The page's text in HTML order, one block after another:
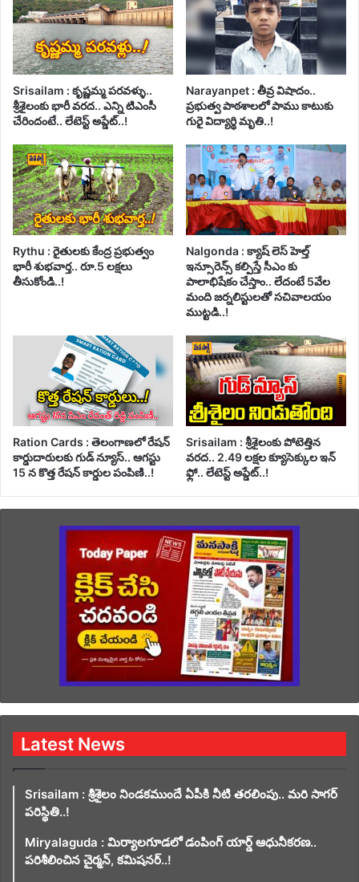
Srisailam : కృష్ణమ్మ పరవళ్ళు..
శ్రీశైలంకు భారీ వరద.. ఎన్ని టిఎంసీ
చేరిందంటే.. లేటెస్ట్ అప్డేట్..!
Narayanpet : తీవ్ర విషాదం..
ప్రభుత్వ పాఠశాలలో పాము కాటుకు
గురై విద్యార్థి మృతి..!
Rythu : రైతులకు కేంద్ర ప్రభుత్వం
భారీ శుభవార్త.. రూ.5 లక్షలు
తీసుకోండి..!
Nalgonda : క్యాష్ లెస్ హెల్త్
ఇన్సూరెన్స్ కల్పిస్తే సీఎం కు
పాలాభిషేకం చేస్తాం.. లేదంటే 5వేల
మంది జర్నలిస్టులతో సచివాలయం
ముట్టడి..!
Ration Cards : తెలంగాణలో రేషన్
కార్డుదారులకు గుడ్ న్యూస్.. ఆగస్టు
15 న కొత్త రేషన్ కార్డుల పంపిణి..!
Srisailam : శ్రీశైలంకు పోటెత్తిన
వరద.. 2.49 లక్షల క్యూసెక్కుల ఇన్
ఫ్లో.. లేటెస్ట్ అప్డేట్..!
Latest News
Srisailam : శ్రీశైలం నిండకముందే ఏపీకి నీటి తరలింపు.. మరి సాగర్
పరిస్థితి..!
Miryalaguda : మిర్యాలగూడలో డంపింగ్ యార్డ్ ఆధునీకరణ..
పరిశీలించిన చైర్మన్, కమిషనర్..!